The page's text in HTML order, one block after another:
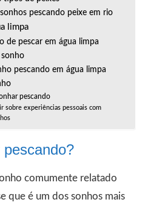
pescando peixe em rio
limpa
de pescar em água limpa
pescando em água limpa
pescando
sobre experiências pessoais com
comumente relatado
que é um dos sonhos mais